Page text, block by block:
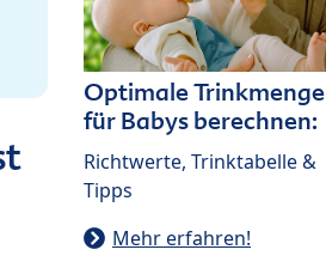
Optimale Trinkmenge
für Babys berechnen:
Richtwerte, Trinktabelle &
Tipps
Mehr erfahren!